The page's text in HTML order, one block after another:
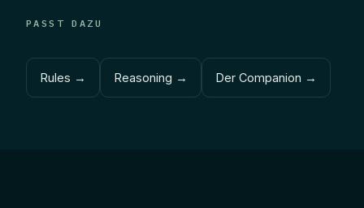
PASST DAZU
Rules → Reasoning → Der Companion →